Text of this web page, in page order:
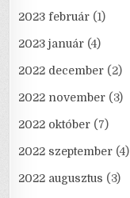
2023 február (1)
2023 január (4)
2022 december (2)
2022 november (3)
2022 október (7)
2022 szeptember (4)
2022 augusztus (3)